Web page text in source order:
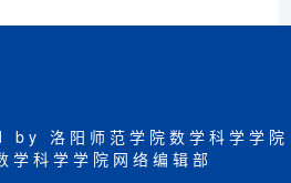
洛阳师范学院数学科学学院
学科学学院网络编辑部